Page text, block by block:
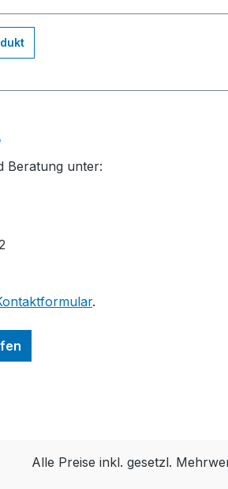
Beratung unter:
.
Alle Preise inkl. gesetzl.